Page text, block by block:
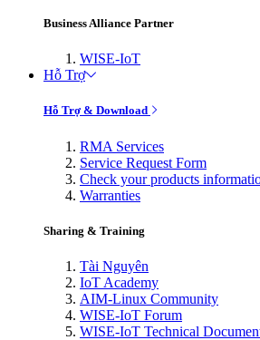
Business Alliance Partner
WISE-IoT
Hỗ Trợ
Hỗ Trợ & Download
RMA Services
Service Request Form
Check your products
Warranties
Sharing & Training
Tài Nguyên
IoT Academy
AIM-Linux Community
WISE-IoT Forum
WISE-IoT Technical